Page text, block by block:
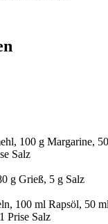
100 g Margarine,
Salz
g Grieß, 5 g Salz
100 ml Rapsöl, 50
Prise Salz